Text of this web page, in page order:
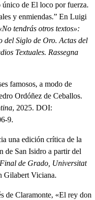
de El loco por fuerza.
y enmiendas.” En Luigi
tendrás otros textos»:
del Siglo de Oro. Actas del
Textuales. Rassegna
famosos, a modo de
Ordóñez de Ceballos.
, 2025. DOI:
9.
una edición crítica de la
de San Isidro a partir del
de Grado, Universitat
Gilabert Viciana.
de Claramonte, «El rey don